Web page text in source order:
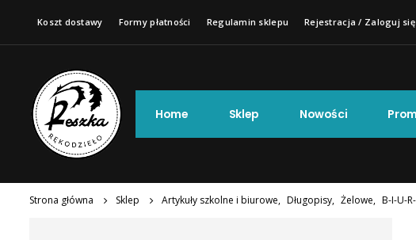
Koszt dostawy Formy płatności Regulamin sklepu Rejestracja / Zaloguj się
Home Sklep Nowości
Strona główna Sklep Artykuły szkolne i biurowe, Długopisy, Żelowe, B-I-U-